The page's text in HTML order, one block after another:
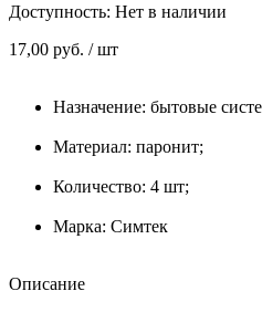
Доступность: Нет в наличии
17,00 руб. / шт
Назначение: бытовые
Материал: паронит;
Количество: 4 шт;
Марка: Симтек
Описание